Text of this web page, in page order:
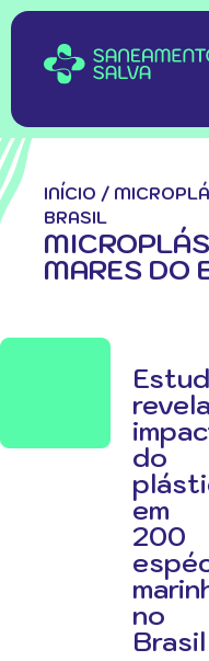
INÍCIO /
BRASIL
MARES DO
revela
do
em
200
no
Brasil